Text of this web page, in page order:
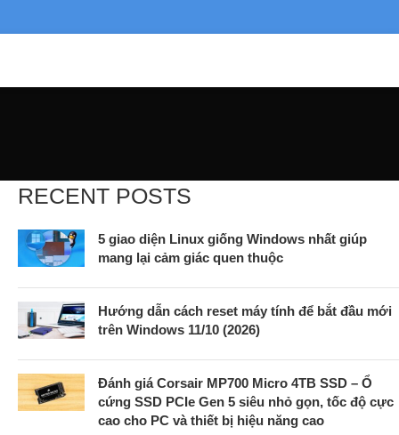
RECENT POSTS
5 giao diện Linux giống Windows nhất giúp
mang lại cảm giác quen thuộc
Hướng dẫn cách reset máy tính để bắt đầu mới
trên Windows 11/10 (2026)
Đánh giá Corsair MP700 Micro 4TB SSD – Ổ
cứng SSD PCIe Gen 5 siêu nhỏ gọn, tốc độ cực
cao cho PC và thiết bị hiệu năng cao